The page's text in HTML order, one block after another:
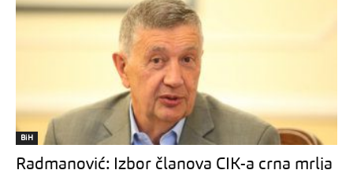
BiH
Radmanović: Izbor članova CIK-a crna mrlja